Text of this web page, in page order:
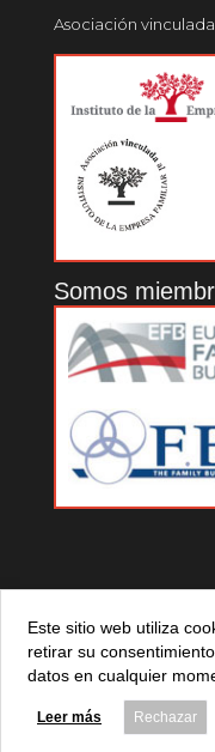
Asociación
Somos
© 2021 ADEFAN.
881 |Política de
Este sitio web utiliza
retirar su
datos en cualquier
Leer más Rechazar